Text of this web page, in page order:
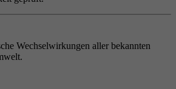
Wechselwirkungen aller bekannten